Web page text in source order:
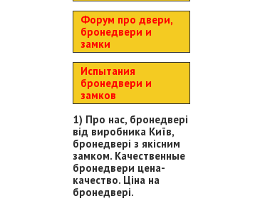
Форум про двери,
бронедвери и
замки
Испытания
бронедвери и
замков
1) Про нас, бронедвері
від виробника Київ,
бронедвері з якісним
замком. Качественные
бронедвери цена-
качество. Ціна на
бронедвері.